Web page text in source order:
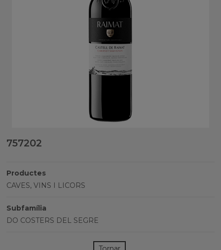
757202
Productes
CAVES, VINS I LICORS
Subfamília
DO COSTERS DEL SEGRE